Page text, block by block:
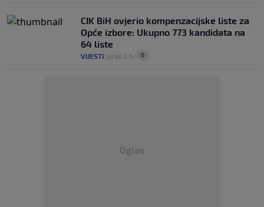
CIK BiH ovjerio kompenzacijske liste za
Opće izbore: Ukupno 773 kandidata na
64 liste
VIJESTI prije 2 h 0
Oglas